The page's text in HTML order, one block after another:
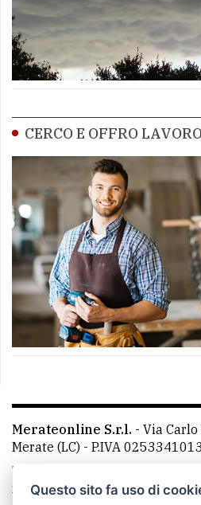
CERCO E OFFRO
Merateonline S.r.l. - Via
Merate (LC) - P.IVA
Telefono:
mail:Questo sito fa uso di